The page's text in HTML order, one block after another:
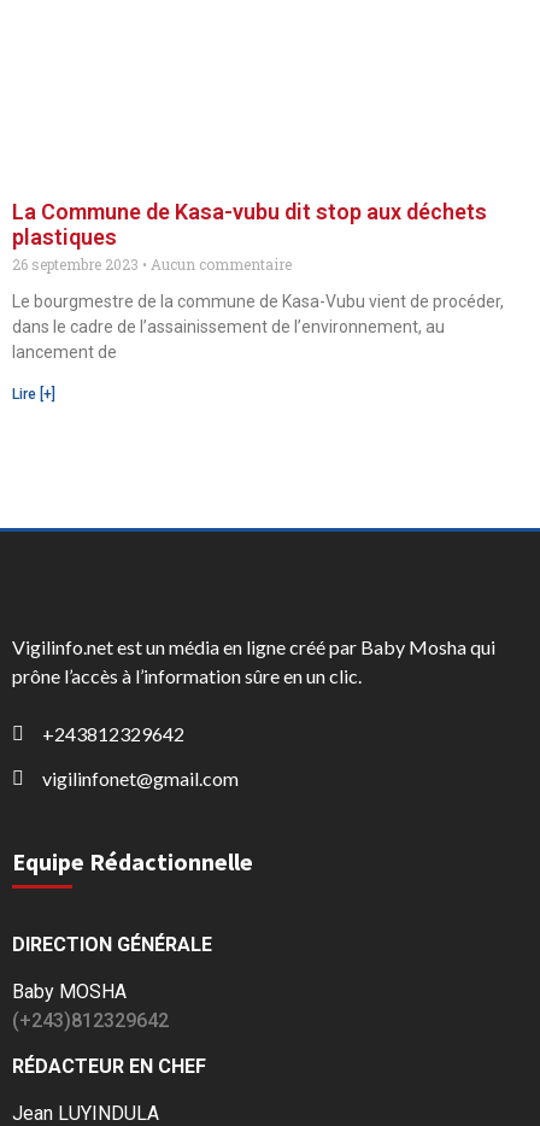
La Commune de Kasa-vubu dit stop aux déchets
plastiques
26 septembre 2023
Aucun commentaire
Le bourgmestre de la commune de Kasa-Vubu vient de procéder,
dans le cadre de l’assainissement de l’environnement, au
lancement de
Lire [+]
Vigilinfo.net est un média en ligne créé par Baby Mosha qui
prône l’accès à l’information sûre en un clic.
+243812329642
vigilinfonet@gmail.com
Equipe Rédactionnelle
DIRECTION GÉNÉRALE
Baby MOSHA
(+243)812329642
RÉDACTEUR EN CHEF
Jean LUYINDULA